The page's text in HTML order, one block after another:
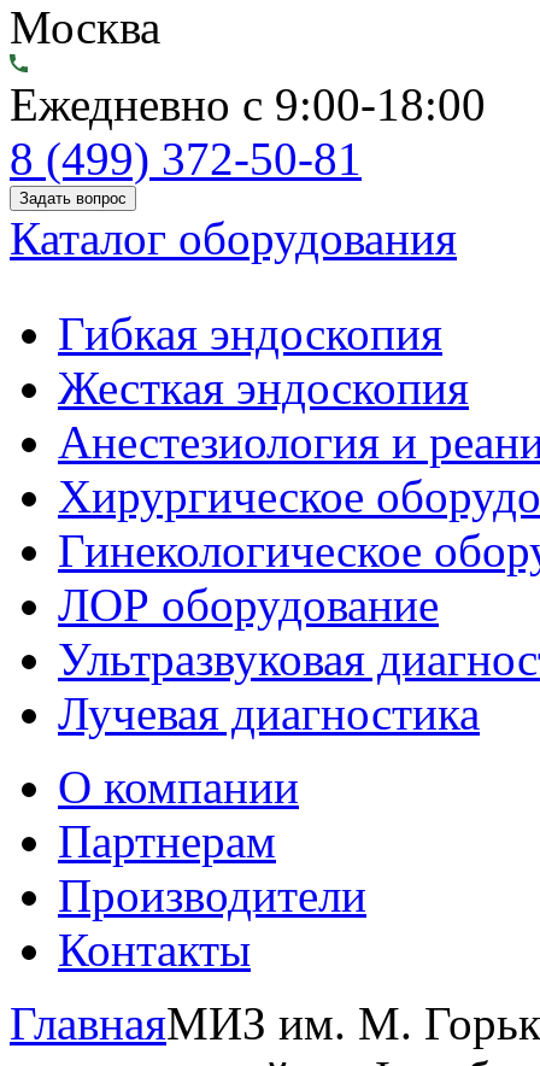
Москва
Ежедневно с 9:00-18:00
8 (499) 372-50-81
Задать вопрос
Каталог оборудования
Гибкая эндоскопия
Жесткая эндоскопия
Анестезиология и
Хирургическое
Гинекологическое
ЛОР оборудование
Ультразвуковая
Лучевая диагностика
О компании
Партнерам
Производители
Контакты
ГлавнаяМИЗ им. М.